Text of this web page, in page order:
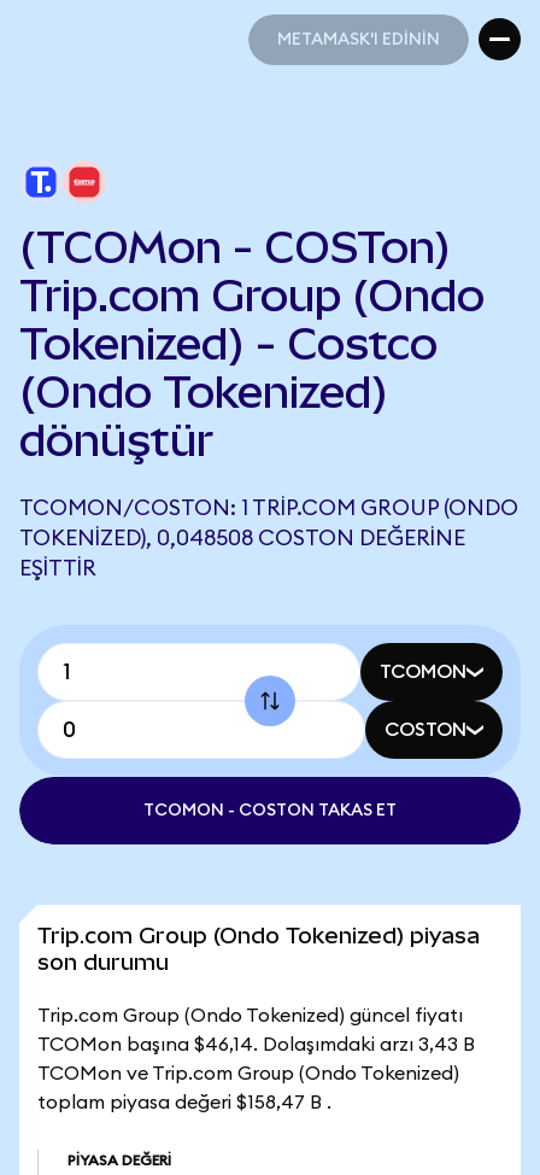
METAMASK'I EDİNİN
(TCOMon - COSTon)
Trip.com Group (Ondo
Tokenized) - Costco
(Ondo Tokenized)
dönüştür
TCOMON/COSTON: 1 TRIP.COM GROUP (ONDO
TOKENIZED), 0,048508 COSTON DEĞERINE
EŞITTIR
TCOMON
COSTON
TCOMON - COSTON TAKAS ET
Trip.com Group (Ondo Tokenized) piyasa
son durumu
Trip.com Group (Ondo Tokenized) güncel fiyatı
TCOMon başına $46,14. Dolaşımdaki arzı 3,43 B
TCOMon ve Trip.com Group (Ondo Tokenized)
toplam piyasa değeri $158,47 B .
PIYASA DEĞERI